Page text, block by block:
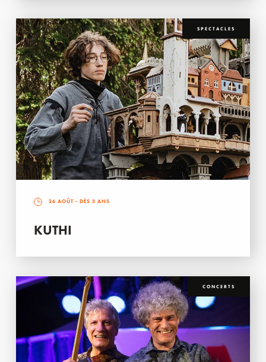
SPECTACLES
26 AOÛT - DÈS 3 ANS
KUTHI
CONCERTS